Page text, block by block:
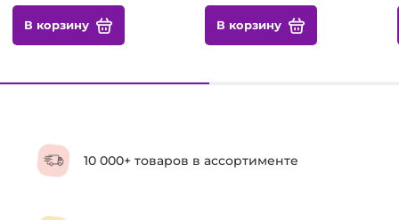
В корзину В корзину
10 000+ товаров в ассортименте